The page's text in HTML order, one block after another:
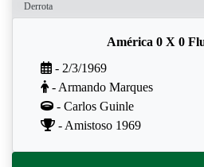
Derrota
América 0 X 0
- 2/3/1969
- Armando Marques
- Carlos Guinle
- Amistoso 1969